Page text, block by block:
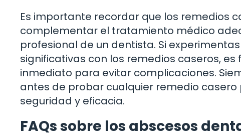
Es importante recordar que los remedios
complementar el tratamiento médico
profesional de un dentista. Si
significativas con los remedios caseros,
inmediato para evitar complicaciones.
antes de probar cualquier remedio
seguridad y eficacia.
FAQs sobre los abscesos